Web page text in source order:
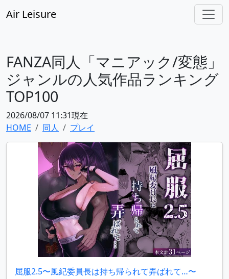
Air Leisure
FANZA同人「マニアック/変態」
ジャンルの人気作品ランキング
TOP100
2026/08/07 11:31現在
HOME
同人 プレイ
屈服2.5〜風紀委員長は持ち帰られて弄ばれて…〜